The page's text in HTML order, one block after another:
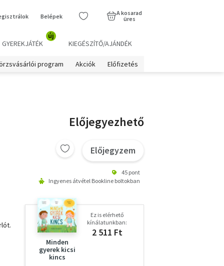
Belépek
A kosarad
üres
GYEREKJÁTÉK
új
KIEGÉSZÍTŐ/AJÁNDÉK
program Akciók Előfizetés
Előjegyezhető
Előjegyzem
45 pont
Ingyenes átvétel Bookline boltokban
Minden
gyerek kicsi
kincs
Ez is elérhető
kínálatunkban:
2 511 Ft